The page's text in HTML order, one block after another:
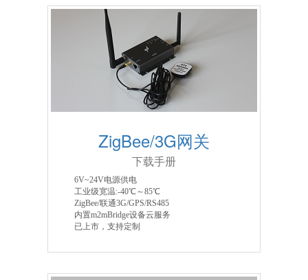
ZigBee/3G网关
下载手册
6V~24V电源供电
工业级宽温:-40℃～85℃
ZigBee/联通3G/GPS/RS485
内置m2mBridge设备云服务
已上市，支持定制